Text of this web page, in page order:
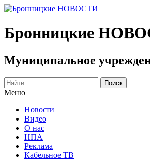
Бронницкие
Муниципальное
Меню
Новости
Видео
О нас
НПА
Реклама
Кабельное ТВ